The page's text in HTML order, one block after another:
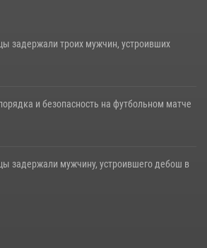
задержали троих мужчин, устроивших
и безопасность на футбольном матче
задержали мужчину, устроившего дебош в